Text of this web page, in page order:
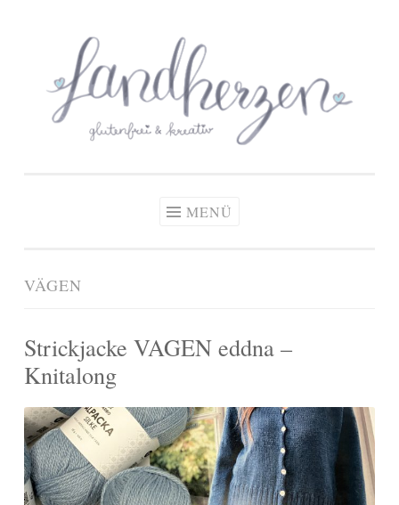
springen
Zöliakie, glutenfreie Ernährung
MENÜ
VÄGEN
Strickjacke VAGEN eddna –
Knitalong